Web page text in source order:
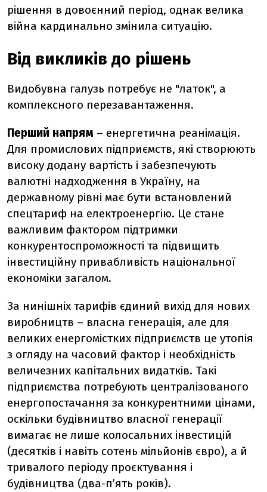
рішення в довоєнний період, однак велика
війна кардинально змінила ситуацію.
Від викликів до рішень
Видобувна галузь потребує не "латок", а
комплексного перезавантаження.
Перший напрям – енергетична реанімація.
Для промислових підприємств, які створюють
високу додану вартість і забезпечують
валютні надходження в Україну, на
державному рівні має бути встановлений
спецтариф на електроенергію. Це стане
важливим фактором підтримки
конкурентоспроможності та підвищить
інвестиційну привабливість національної
економіки загалом.
За нинішніх тарифів єдиний вихід для нових
виробництв – власна генерація, але для
великих енергомістких підприємств це утопія
з огляду на часовий фактор і необхідність
величезних капітальних видатків. Такі
підприємства потребують централізованого
енергопостачання за конкурентними цінами,
оскільки будівництво власної генерації
вимагає не лише колосальних інвестицій
(десятків і навіть сотень мільйонів євро), а й
тривалого періоду проєктування і
будівництва (два-пʼять років).